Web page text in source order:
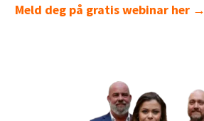
Meld deg på gratis webinar her →